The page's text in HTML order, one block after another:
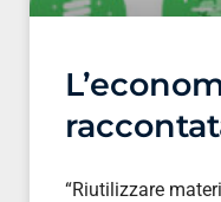
“Riutilizzare